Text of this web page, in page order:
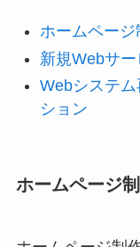
ホームペー
新規Webサ
Webシステ
ション
ホームページ